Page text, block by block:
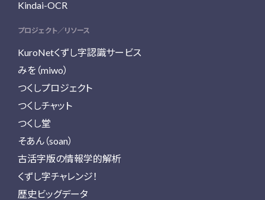
Kindai-OCR
プロジェクト／リソース
KuroNetくずし字認識サービス
みを（miwo）
つくしプロジェクト
つくしチャット
つくし堂
そあん（soan）
古活字版の情報学的解析
くずし字チャレンジ！
歴史ビッグデータ